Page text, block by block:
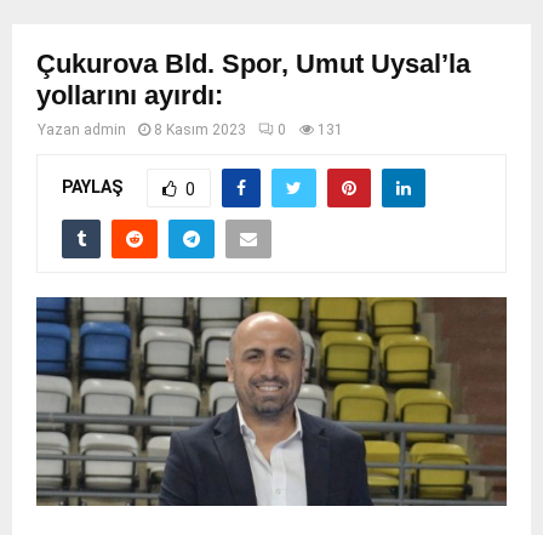
Çukurova Bld. Spor, Umut Uysal’la
yollarını ayırdı:
Yazan admin 8 Kasım 2023 0 131
PAYLAŞ 0